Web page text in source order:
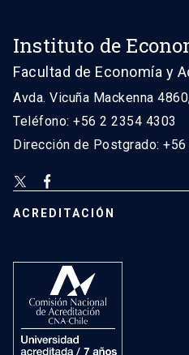
Instituto de
Facultad de Economía y
Avda. Vicuña Mackenna
Teléfono: +56 2 2354 4303
Dirección de Postgrado:
ACREDITACIÓN